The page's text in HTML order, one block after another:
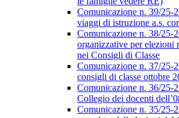
Comunicazione n. 39/25-
viaggi di istruzione a.s.
Comunicazione n. 38/25-
organizzative per elezioni
nei Consigli di Classe
Comunicazione n. 37/25-
consigli di classe ottobre
Comunicazione n. 36/25-
Collegio dei docenti
Comunicazione n. 35/25-